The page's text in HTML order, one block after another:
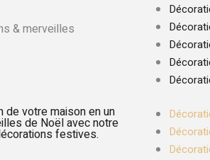
de votre maison en un
de Noël avec notre
festives.